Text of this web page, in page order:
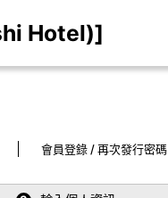
Hotel)]
會員登錄 / 再次發行密碼